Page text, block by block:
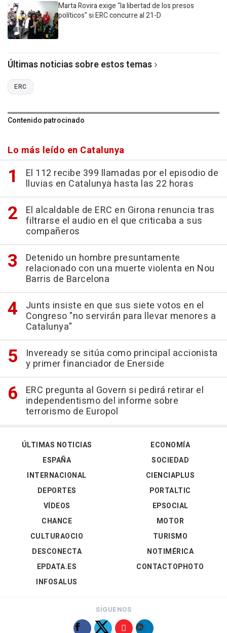
Marta Rovira exige "la libertad de los presos
políticos" si ERC concurre al 21-D
Últimas noticias sobre estos temas
ERC
Contenido patrocinado
Lo más leído en Catalunya
El 112 recibe 399 llamadas por el episodio de
lluvias en Catalunya hasta las 22 horas
El alcaldable de ERC en Girona renuncia tras
filtrarse el audio en el que criticaba a sus
compañeros
Detenido un hombre presuntamente
relacionado con una muerte violenta en Nou
Barris de Barcelona
Junts insiste en que sus siete votos en el
Congreso "no servirán para llevar menores a
Catalunya"
Inveready se sitúa como principal accionista
y primer financiador de Enerside
ERC pregunta al Govern si pedirá retirar el
independentismo del informe sobre
terrorismo de Europol
ÚLTIMAS NOTICIAS
ESPAÑA
INTERNACIONAL
DEPORTES
VÍDEOS
ECONOMÍA
SOCIEDAD
CIENCIAPLUS
PORTALTIC
EPSOCIAL
CHANCE
CULTURAOCIO
DESCONECTA
EPDATA.ES
INFOSALUS
MOTOR
TURISMO
NOTIMÉRICA
CONTACTOPHOTO
SÍGUENOS